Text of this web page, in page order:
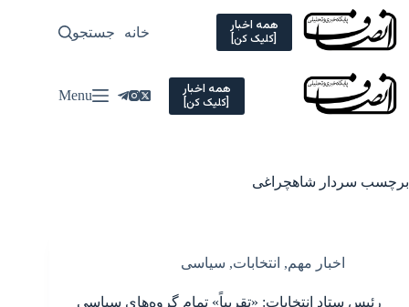
Skip
content
همه اخبار
[کلیک کن] خانه سیاسی
جستجو
همه اخبار
[کلیک کن] Menu
برچسب سردار شاهچراغی
اخبار مهم, انتخابات, سیاسی
رئیس ستاد انتخابات: «تقریباً» تمام گروه‌های سیاسی